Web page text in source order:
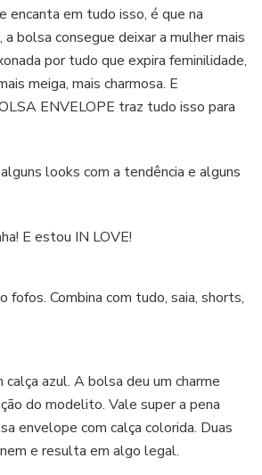
encanta em tudo isso, é que na
bolsa consegue deixar a mulher mais
por tudo que expira feminilidade,
meiga, mais charmosa. E
ENVELOPE traz tudo isso para
looks com a tendência e alguns
E estou IN LOVE!
fofos. Combina com tudo, saia, shorts,
azul. A bolsa deu um charme
do modelito. Vale super a pena
envelope com calça colorida. Duas
e resulta em algo legal.